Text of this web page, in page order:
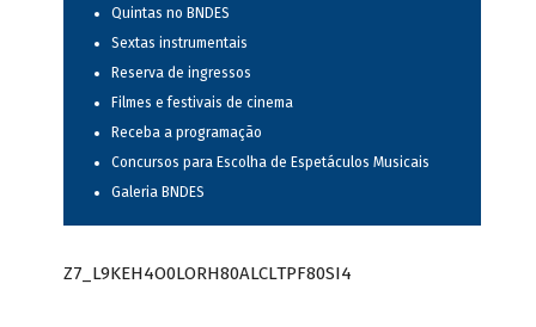
Quintas no BNDES
Sextas instrumentais
Reserva de ingressos
Filmes e festivais de cinema
Receba a programação
Concursos para Escolha de Espetáculos Musicais
Galeria BNDES
Z7_L9KEH4O0LORH80ALCLTPF80SI4